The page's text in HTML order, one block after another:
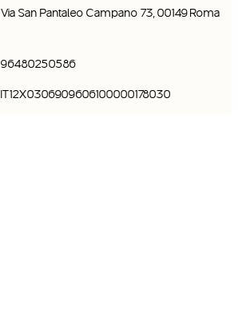
Via San Pantaleo Campano 73, 00149 Roma
96480250586
IT12X0306909606100000178030